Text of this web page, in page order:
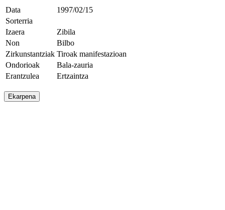
Data
1997/02/15
Sorterria
Izaera
Zibila
Non
Bilbo
Zirkunstantziak Tiroak manifestazioan
Ondorioak
Bala-zauria
Erantzulea
Ertzaintza